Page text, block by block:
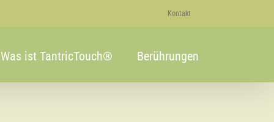
Kontakt
Was ist TantricTouch® Berührungen